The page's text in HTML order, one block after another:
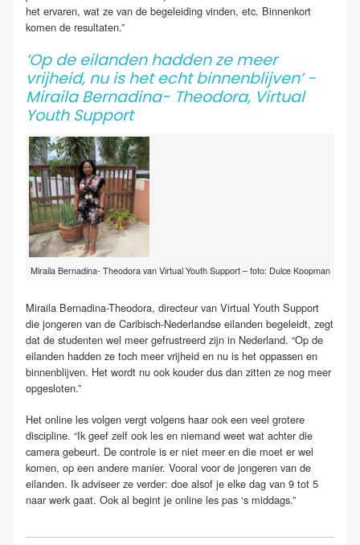
het ervaren, wat ze van de begeleiding vinden, etc. Binnenkort
komen de resultaten.”
‘Op de eilanden hadden ze meer
vrijheid, nu is het echt binnenblijven’ -
Miraila Bernadina- Theodora, Virtual
Youth Support
Miraila Bernadina- Theodora van Virtual Youth Support – foto: Dulce Koopman
Miraila Bernadina-Theodora, directeur van Virtual Youth Support
die jongeren van de Caribisch-Nederlandse eilanden begeleidt, zegt
dat de studenten wel meer gefrustreerd zijn in Nederland. “Op de
eilanden hadden ze toch meer vrijheid en nu is het oppassen en
binnenblijven. Het wordt nu ook kouder dus dan zitten ze nog meer
opgesloten.”
Het online les volgen vergt volgens haar ook een veel grotere
discipline. “Ik geef zelf ook les en niemand weet wat achter die
camera gebeurt. De controle is er niet meer en die moet er wel
komen, op een andere manier. Vooral voor de jongeren van de
eilanden. Ik adviseer ze verder: doe alsof je elke dag van 9 tot 5
naar werk gaat. Ook al begint je online les pas ‘s middags.”